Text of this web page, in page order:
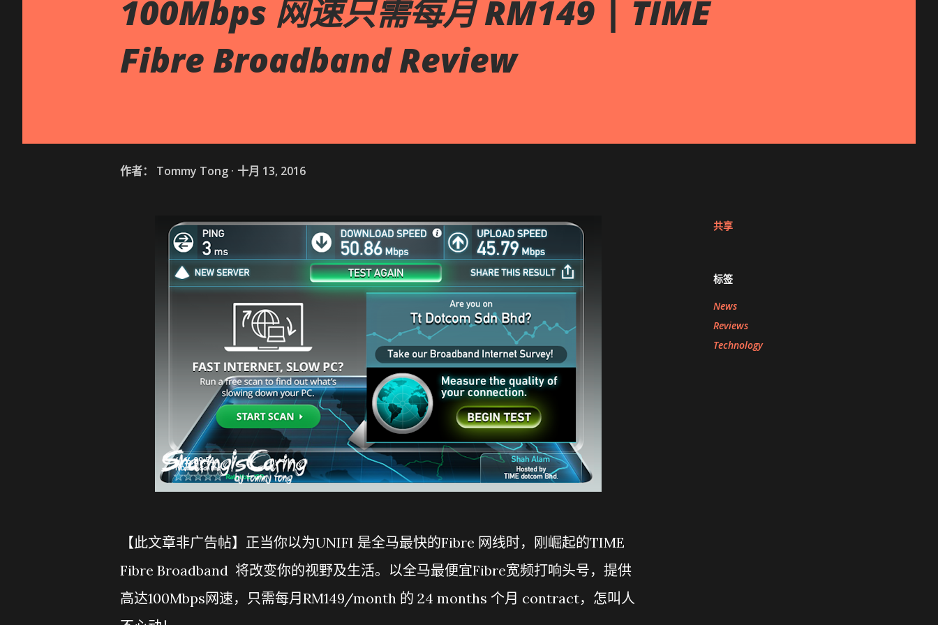
100Mbps 网速只需每月 RM149 | TIME
Fibre Broadband Review
作者： Tommy Tong 十月 13, 2016
【此文章非广告帖】正当你以为UNIFI 是全马最快的Fibre 网线时，刚崛起的TIME
Fibre Broadband 将改变你的视野及生活。以全马最便宜Fibre宽频打响头号，提供
高达100Mbps网速，只需每月RM149/month 的 24 months 个月 contract，怎叫人
共享
标签
News
Reviews
Technology